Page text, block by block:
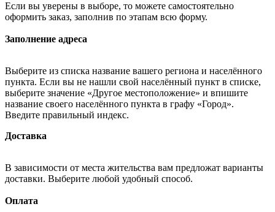
Если вы уверены в выборе, то можете самостоятельно
оформить заказ, заполнив по этапам всю форму.
Заполнение адреса
Выберите из списка название вашего региона и населённого
пункта. Если вы не нашли свой населённый пункт в списке,
выберите значение «Другое местоположение» и впишите
название своего населённого пункта в графу «Город».
Введите правильный индекс.
Доставка
В зависимости от места жительства вам предложат варианты
доставки. Выберите любой удобный способ.
Оплата